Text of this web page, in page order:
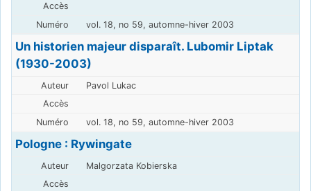
vol. 18, no 59, automne-hiver 2003
Un historien majeur disparaît. Lubomir Liptak
(1930-2003)
Pavol Lukac
vol. 18, no 59, automne-hiver 2003
Pologne : Rywingate
Malgorzata Kobierska